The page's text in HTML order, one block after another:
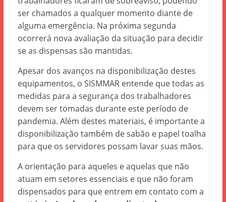
ser chamados a qualquer momento diante de
alguma emergência. Na próxima segunda
ocorrerá nova avaliação da situação para decidir
se as dispensas são mantidas.
Apesar dos avanços na disponibilização destes
equipamentos, o SISMMAR entende que todas as
medidas para a segurança dos trabalhadores
devem ser tomadas durante este período de
pandemia. Além destes materiais, é importante a
disponibilização também de sabão e papel toalha
para que os servidores possam lavar suas mãos.
A orientação para aqueles e aquelas que não
atuam em setores essenciais e que não foram
dispensados para que entrem em contato com a